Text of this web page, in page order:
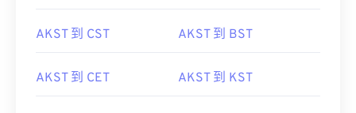
AKST 到 CST AKST 到 BST
AKST 到 CET AKST 到 KST